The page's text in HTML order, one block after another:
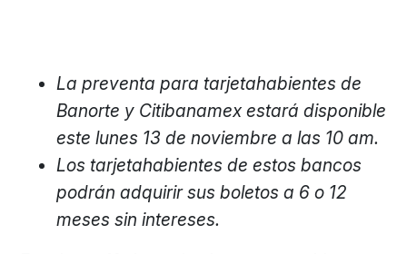
La preventa para tarjetahabientes de
Banorte y Citibanamex estará disponible
este lunes 13 de noviembre a las 10 am.
Los tarjetahabientes de estos bancos
podrán adquirir sus boletos a 6 o 12
meses sin intereses.